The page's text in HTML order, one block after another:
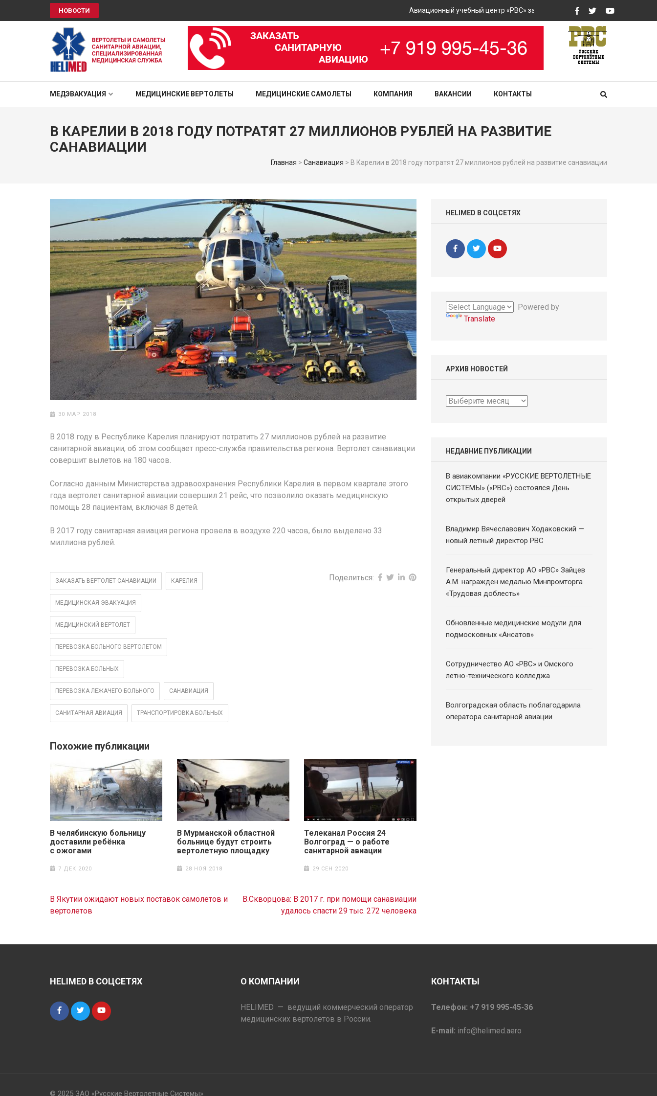
НОВОСТИ Авиационный учебный центр «РВС» закупит вертолетные тренажеры
HELIMED
МЕДЭВАКУАЦИЯ МЕДИЦИНСКИЕ ВЕРТОЛЕТЫ МЕДИЦИНСКИЕ САМОЛЕТЫ КОМПАНИЯ ВАКАНСИИ КОНТАКТЫ
В КАРЕЛИИ В 2018 ГОДУ ПОТРАТЯТ 27 МИЛЛИОНОВ РУБЛЕЙ НА РАЗВИТИЕ
САНАВИАЦИИ
Главная > Санавиация > В Карелии в 2018 году потратят 27 миллионов рублей на развитие санавиации
30 МАР 2018
В 2018 году в Республике Карелия планируют потратить 27 миллионов рублей на развитие
санитарной авиации, об этом сообщает пресс-служба правительства региона. Вертолет санавиации
совершит вылетов на 180 часов.
Согласно данным Министерства здравоохранения Республики Карелия в первом квартале этого
года вертолет санитарной авиации совершил 21 рейс, что позволило оказать медицинскую
помощь 28 пациентам, включая 8 детей.
В 2017 году санитарная авиация региона провела в воздухе 220 часов, было выделено 33
миллиона рублей.
ЗАКАЗАТЬ ВЕРТОЛЕТ САНАВИАЦИИ КАРЕЛИЯ
МЕДИЦИНСКАЯ ЭВАКУАЦИЯ
МЕДИЦИНСКИЙ ВЕРТОЛЕТ
ПЕРЕВОЗКА БОЛЬНОГО ВЕРТОЛЕТОМ
ПЕРЕВОЗКА БОЛЬНЫХ
ПЕРЕВОЗКА ЛЕЖАЧЕГО БОЛЬНОГО САНАВИАЦИЯ
САНИТАРНАЯ АВИАЦИЯ ТРАНСПОРТИРОВКА БОЛЬНЫХ
Поделиться:
Похожие публикации
В челябинскую больницу
доставили ребёнка
с ожогами
7 ДЕК 2020
В Мурманской областной
больнице будут строить
вертолетную площадку
28 НОЯ 2018
Телеканал Россия 24
Волгоград — о работе
санитарной авиации
29 СЕН 2020
Навигация
по
В Якутии ожидают новых поставок самолетов и
вертолетов
В.Скворцова: В 2017 г. при помощи санавиации
удалось спасти 29 тыс. 272 человека
HELIMED В СОЦСЕТЯХ
Powered by
Translate
АРХИВ НОВОСТЕЙ
Архив
НЕДАВНИЕ ПУБЛИКАЦИИ
В авиакомпании «РУССКИЕ ВЕРТОЛЕТНЫЕ
СИСТЕМЫ» («РВС») состоялся День
открытых дверей
Владимир Вячеславович Ходаковский —
новый летный директор РВС
Генеральный директор АО «РВС» Зайцев
А.М. награжден медалью Минпромторга
«Трудовая доблесть»
Обновленные медицинские модули для
подмосковных «Ансатов»
Сотрудничество АО «РВС» и Омского
летно-технического колледжа
Волгоградская область поблагодарила
оператора санитарной авиации
HELIMED В СОЦСЕТЯХ О КОМПАНИИ
HELIMED — ведущий коммерческий оператор
медицинских вертолетов в России.
КОНТАКТЫ
Телефон: +7 919 995-45-36
E-mail: info@helimed.aero
© 2025 ЗАО «Русские Вертолетные Системы»